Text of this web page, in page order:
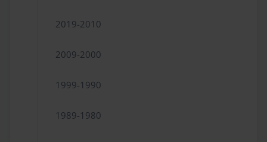
2019-2010
2009-2000
1999-1990
1989-1980